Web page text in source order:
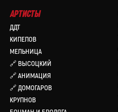
АРТИСТЫ
ДДТ
КИПЕЛОВ
МЕЛЬНИЦА
🔗 ВЫСОЦКИЙ
🔗 АНИМАЦИЯ
🔗 ДОМОГАРОВ
КРУПНОВ